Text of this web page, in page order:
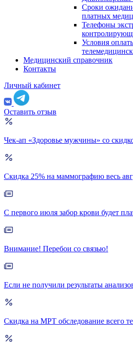
Сроки
платных
Телефоны
Условия
Медицинский справочник
Контакты
Личный кабинет
Оставить отзыв
Чек-ап «Здоровье мужчины» со
Скидка 25% на маммографию весь
С первого июля забор крови будет
Внимание! Перебои со связью!
Если не получили результаты
Скидка на МРТ обследование всего